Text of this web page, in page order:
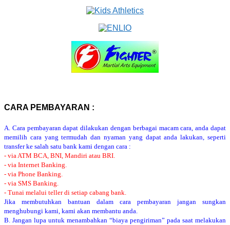
CARA PEMBAYARAN :
A. Cara pembayaran dapat dilakukan dengan berbagai macam cara, anda dapat
memilih cara yang termudah dan nyaman yang dapat anda lakukan, seperti
transfer ke salah satu bank kami dengan cara :
- via ATM BCA, BNI, Mandiri atau BRI.
- via Internet Banking.
- via Phone Banking.
- via SMS Banking.
- Tunai melalui teller di setiap cabang bank.
Jika membutuhkan bantuan dalam cara pembayaran jangan sungkan
menghubungi kami, kami akan membantu anda.
B. Jangan lupa untuk menambahkan “biaya pengiriman” pada saat melakukan